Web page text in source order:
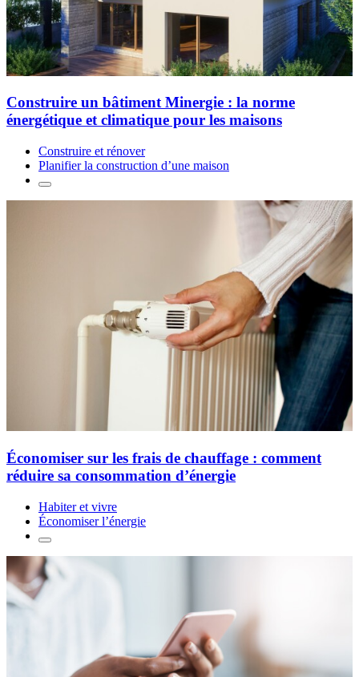
Construire un bâtiment Minergie : la norme
énergétique et climatique pour les maisons
Construire et rénover
Planifier la construction d’une maison
Économiser sur les frais de chauffage : comment
réduire sa consommation d’énergie
Habiter et vivre
Économiser l’énergie